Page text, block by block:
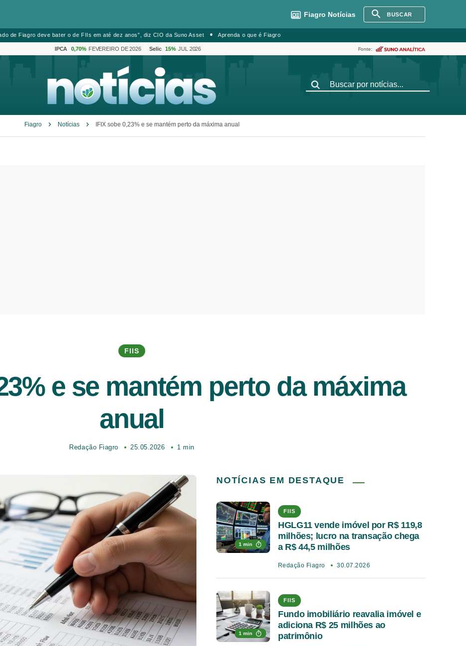
Fiagro Notícias BUSCAR
de Fiagro deve bater o de FIIs em até dez anos”, diz CIO da Suno Asset Aprenda o que é Fiagro
IPCA 0,70% FEVEREIRO DE 2026 Selic 15% JUL 2026 Fonte:
Fiagro Notícias IFIX sobe 0,23% e se mantém perto da máxima anual
FIIS
e se mantém perto da máxima
anual
Redação Fiagro 25.05.2026 1 min
NOTÍCIAS EM DESTAQUE
1 min
FIIS
HGLG11 vende imóvel por R$ 119,8
milhões; lucro na transação chega
a R$ 44,5 milhões
Redação Fiagro 30.07.2026
1 min
FIIS
Fundo imobiliário reavalia imóvel e
adiciona R$ 25 milhões ao
patrimônio